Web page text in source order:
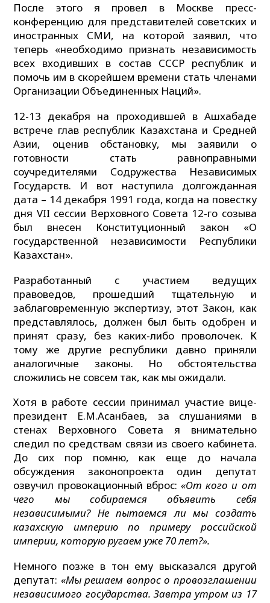
После этого я провел в Москве пресс-
конференцию для представителей советских и
иностранных СМИ, на которой заявил, что
теперь «необходимо признать независимость
всех входивших в состав СССР республик и
помочь им в скорейшем времени стать членами
Организации Объединенных Наций».
12-13 декабря на проходившей в Ашхабаде
встрече глав республик Казахстана и Средней
Азии, оценив обстановку, мы заявили о
готовности стать равноправными
соучредителями Содружества Независимых
Государств. И вот наступила долгожданная
дата – 14 декабря 1991 года, когда на повестку
дня VII сессии Верховного Совета 12-го созыва
был внесен Конституционный закон «О
государственной независимости Республики
Казахстан».
Разработанный с участием ведущих
правоведов, прошедший тщательную и
заблаговременную экспертизу, этот Закон, как
представлялось, должен был быть одобрен и
принят сразу, без каких-либо проволочек. К
тому же другие республики давно приняли
аналогичные законы. Но обстоятельства
сложились не совсем так, как мы ожидали.
Хотя в работе сессии принимал участие вице-
президент Е.М.Асанбаев, за слушаниями в
стенах Верховного Совета я внимательно
следил по средствам связи из своего кабинета.
До сих пор помню, как еще до начала
обсуждения законопроекта один депутат
озвучил провокационный вброс: «От кого и от
чего мы собираемся объявить себя
независимыми? Не пытаемся ли мы создать
казахскую империю по примеру российской
империи, которую ругаем уже 70 лет?».
Немного позже в тон ему высказался другой
депутат: «Мы решаем вопрос о провозглашении
независимого государства. Завтра утром из 17